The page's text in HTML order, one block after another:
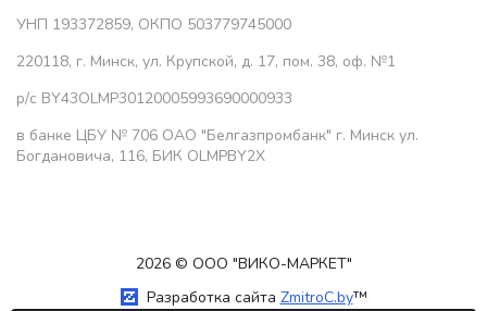
УНП 193372859, ОКПО 503779745000
220118, г. Минск, ул. Крупской, д. 17, пом. 38, оф. №1
р/с BY43OLMP30120005993690000933
в банке ЦБУ № 706 ОАО "Белгазпромбанк" г. Минск ул.
Богдановича, 116, БИК OLMPBY2X
2026 © ООО "ВИКО-МАРКЕТ"
Разработка сайта ZmitroC.by™